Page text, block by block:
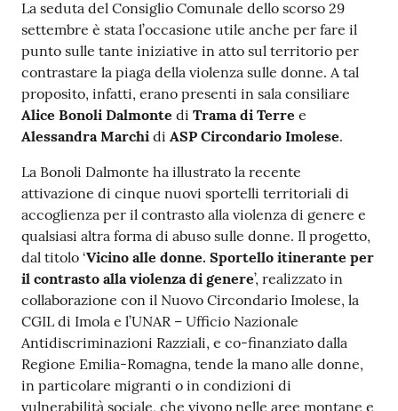
Contenuto
La seduta del Consiglio Comunale dello scorso 29
settembre è stata l’occasione utile anche per fare il
punto sulle tante iniziative in atto sul territorio per
contrastare la piaga della violenza sulle donne. A tal
proposito, infatti, erano presenti in sala consiliare
Alice Bonoli Dalmonte di Trama di Terre e
Alessandra Marchi di ASP Circondario Imolese.
La Bonoli Dalmonte ha illustrato la recente
attivazione di cinque nuovi sportelli territoriali di
accoglienza per il contrasto alla violenza di genere e
qualsiasi altra forma di abuso sulle donne. Il progetto,
dal titolo ‘Vicino alle donne. Sportello itinerante per
il contrasto alla violenza di genere’, realizzato in
collaborazione con il Nuovo Circondario Imolese, la
CGIL di Imola e l’UNAR – Ufficio Nazionale
Antidiscriminazioni Razziali, e co-finanziato dalla
Regione Emilia-Romagna, tende la mano alle donne,
in particolare migranti o in condizioni di
vulnerabilità sociale, che vivono nelle aree montane e